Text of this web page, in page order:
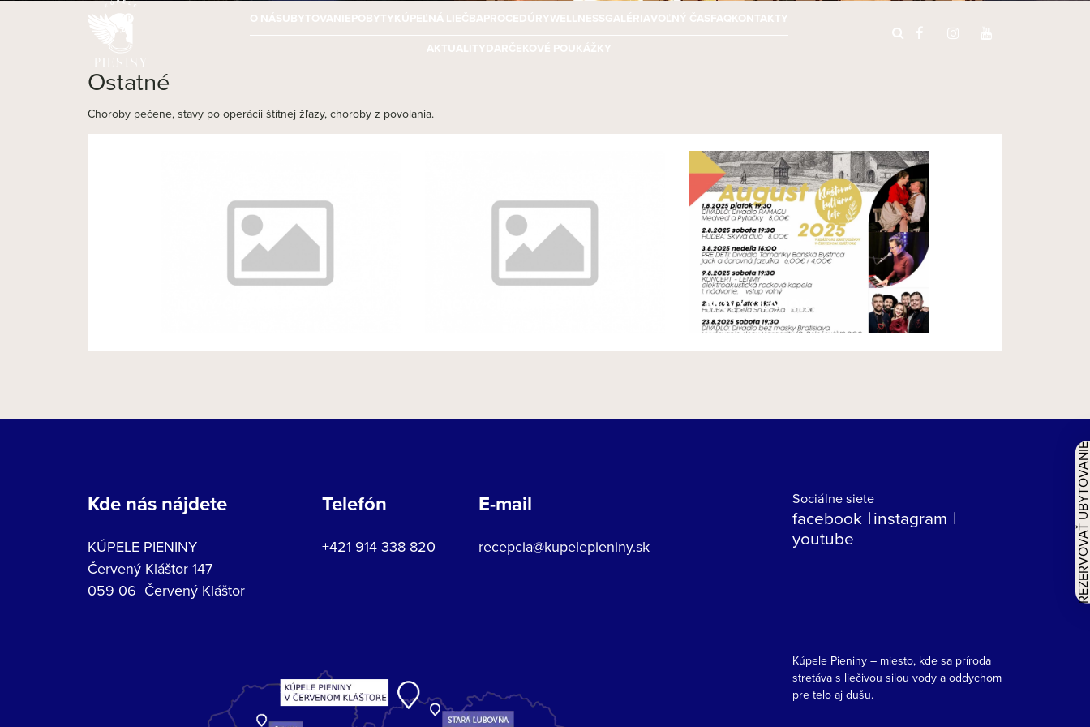
O NÁSUBYTOVANIEPOBYTYKÚPEĽNÁ LIEČBAPROCEDÚRYWELLNESSGALÉRIAVOĽNÝ ČASFAQKONTAKTY
AKTUALITYDARČEKOVÉ POUKÁŽKY
Ostatné
Choroby pečene, stavy po operácii štítnej žľazy, choroby z povolania.
NOVÝ ČLÁNOK
Kde nás nájdete
KÚPELE PIENINY
Červený Kláštor 147
059 06 Červený Kláštor
Telefón
+421 914 338 820
E-mail
recepcia@kupelepieniny.sk
Sociálne siete
facebook instagram
youtube
Kúpele Pieniny – miesto, kde sa príroda
stretáva s liečivou silou vody a oddychom
pre telo aj dušu.